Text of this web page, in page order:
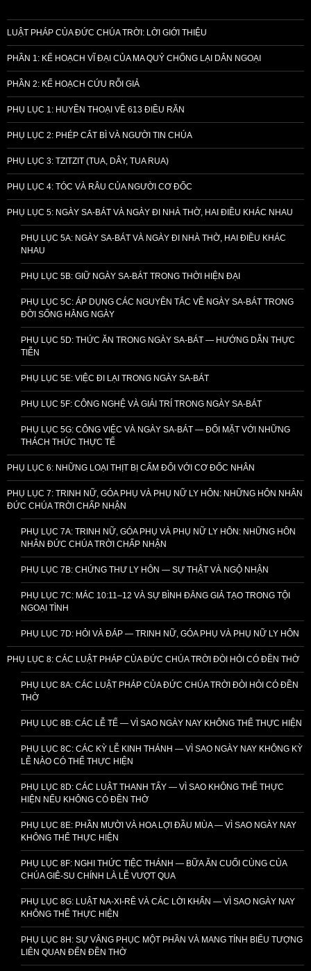
LUẬT PHÁP CỦA ĐỨC CHÚA TRỜI: LỜI GIỚI THIỆU
PHẦN 1: KẾ HOẠCH VĨ ĐẠI CỦA MA QUỶ CHỐNG LẠI DÂN NGOẠI
PHẦN 2: KẾ HOẠCH CỨU RỖI GIẢ
PHỤ LỤC 1: HUYỀN THOẠI VỀ 613 ĐIỀU RĂN
PHỤ LỤC 2: PHÉP CẮT BÌ VÀ NGƯỜI TIN CHÚA
PHỤ LỤC 3: TZITZIT (TUA, DÂY, TUA RUA)
PHỤ LỤC 4: TÓC VÀ RÂU CỦA NGƯỜI CƠ ĐỐC
PHỤ LỤC 5: NGÀY SA-BÁT VÀ NGÀY ĐI NHÀ THỜ, HAI ĐIỀU KHÁC NHAU
PHỤ LỤC 5A: NGÀY SA-BÁT VÀ NGÀY ĐI NHÀ THỜ, HAI ĐIỀU KHÁC
NHAU
PHỤ LỤC 5B: GIỮ NGÀY SA-BÁT TRONG THỜI HIỆN ĐẠI
PHỤ LỤC 5C: ÁP DỤNG CÁC NGUYÊN TẮC VỀ NGÀY SA-BÁT TRONG
ĐỜI SỐNG HẰNG NGÀY
PHỤ LỤC 5D: THỨC ĂN TRONG NGÀY SA-BÁT — HƯỚNG DẪN THỰC
TIỄN
PHỤ LỤC 5E: VIỆC ĐI LẠI TRONG NGÀY SA-BÁT
PHỤ LỤC 5F: CÔNG NGHỆ VÀ GIẢI TRÍ TRONG NGÀY SA-BÁT
PHỤ LỤC 5G: CÔNG VIỆC VÀ NGÀY SA-BÁT — ĐỐI MẶT VỚI NHỮNG
THÁCH THỨC THỰC TẾ
PHỤ LỤC 6: NHỮNG LOẠI THỊT BỊ CẤM ĐỐI VỚI CƠ ĐỐC NHÂN
PHỤ LỤC 7: TRINH NỮ, GÓA PHỤ VÀ PHỤ NỮ LY HÔN: NHỮNG HÔN NHÂN
ĐỨC CHÚA TRỜI CHẤP NHẬN
PHỤ LỤC 7A: TRINH NỮ, GÓA PHỤ VÀ PHỤ NỮ LY HÔN: NHỮNG HÔN
NHÂN ĐỨC CHÚA TRỜI CHẤP NHẬN
PHỤ LỤC 7B: CHỨNG THƯ LY HÔN — SỰ THẬT VÀ NGỘ NHẬN
PHỤ LỤC 7C: MÁC 10:11–12 VÀ SỰ BÌNH ĐẲNG GIẢ TẠO TRONG TỘI
NGOẠI TÌNH
PHỤ LỤC 7D: HỎI VÀ ĐÁP — TRINH NỮ, GÓA PHỤ VÀ PHỤ NỮ LY HÔN
PHỤ LỤC 8: CÁC LUẬT PHÁP CỦA ĐỨC CHÚA TRỜI ĐÒI HỎI CÓ ĐỀN THỜ
PHỤ LỤC 8A: CÁC LUẬT PHÁP CỦA ĐỨC CHÚA TRỜI ĐÒI HỎI CÓ ĐỀN
THỜ
PHỤ LỤC 8B: CÁC LỄ TẾ — VÌ SAO NGÀY NAY KHÔNG THỂ THỰC HIỆN
PHỤ LỤC 8C: CÁC KỲ LỄ KINH THÁNH — VÌ SAO NGÀY NAY KHÔNG KỲ
LỄ NÀO CÓ THỂ THỰC HIỆN
PHỤ LỤC 8D: CÁC LUẬT THANH TẨY — VÌ SAO KHÔNG THỂ THỰC
HIỆN NẾU KHÔNG CÓ ĐỀN THỜ
PHỤ LỤC 8E: PHẦN MƯỜI VÀ HOA LỢI ĐẦU MÙA — VÌ SAO NGÀY NAY
KHÔNG THỂ THỰC HIỆN
PHỤ LỤC 8F: NGHI THỨC TIỆC THÁNH — BỮA ĂN CUỐI CÙNG CỦA
CHÚA GIÊ-SU CHÍNH LÀ LỄ VƯỢT QUA
PHỤ LỤC 8G: LUẬT NA-XI-RÊ VÀ CÁC LỜI KHẤN — VÌ SAO NGÀY NAY
KHÔNG THỂ THỰC HIỆN
PHỤ LỤC 8H: SỰ VÂNG PHỤC MỘT PHẦN VÀ MANG TÍNH BIỂU TƯỢNG
LIÊN QUAN ĐẾN ĐỀN THỜ